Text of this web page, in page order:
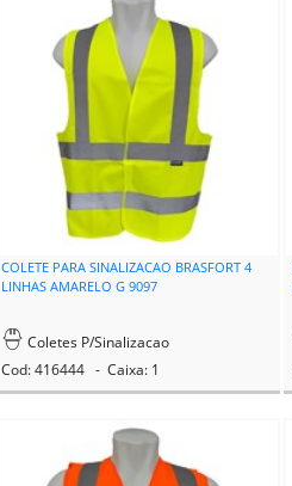
COLETE PARA SINALIZACAO BRASFORT 4
LINHAS AMARELO G 9097
Coletes P/Sinalizacao
Cod: 416444 - Caixa: 1